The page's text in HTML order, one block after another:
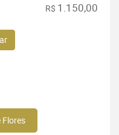
R$ 1.150,00
Flores